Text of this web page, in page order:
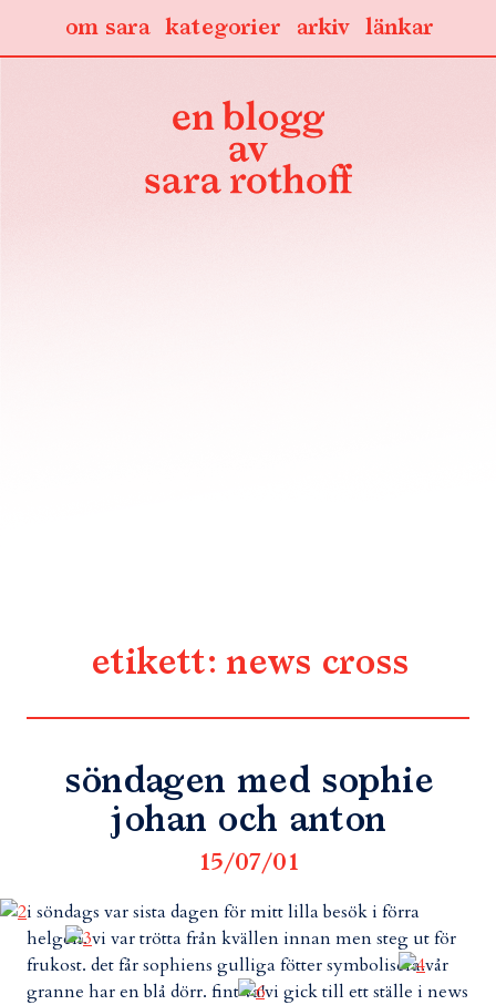
länkar
arkiv
kategorier
om sara
etikett: news cross
söndagen med sophie
johan och anton
15/07/01
i söndags var sista dagen för mitt lilla besök i förra
helgen.vi var trötta från kvällen innan men steg ut för
frukost. det får sophiens gulliga fötter symbolisera.vår
granne har en blå dörr. fint va!vi gick till ett ställe i news